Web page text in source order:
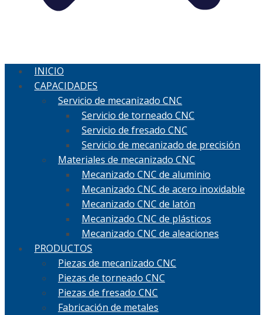
INICIO
CAPACIDADES
Servicio de mecanizado CNC
Servicio de torneado CNC
Servicio de fresado CNC
Servicio de mecanizado de precisión
Materiales de mecanizado CNC
Mecanizado CNC de aluminio
Mecanizado CNC de acero inoxidable
Mecanizado CNC de latón
Mecanizado CNC de plásticos
Mecanizado CNC de aleaciones
PRODUCTOS
Piezas de mecanizado CNC
Piezas de torneado CNC
Piezas de fresado CNC
Fabricación de metales